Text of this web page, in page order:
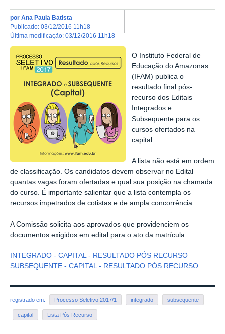
por Ana Paula Batista
publicado: 03/12/2016 11h18
última modificação: 03/12/2016 11h18
O Instituto Federal de
Educação do Amazonas
(IFAM) publica o
resultado final pós-
recurso dos Editais
Integrados e
Subsequente para os
cursos ofertados na
capital.
A lista não está em ordem
de classificação. Os candidatos devem observar no Edital
quantas vagas foram ofertadas e qual sua posição na chamada
do curso. É importante salientar que a lista contempla os
recursos impetrados de cotistas e de ampla concorrência.
A Comissão solicita aos aprovados que providenciem os
documentos exigidos em edital para o ato da matrícula.
INTEGRADO - CAPITAL - RESULTADO PÓS RECURSO
SUBSEQUENTE - CAPITAL - RESULTADO PÓS RECURSO
registrado em: Processo Seletivo 2017/1 integrado subsequente
capital Lista Pós Recurso